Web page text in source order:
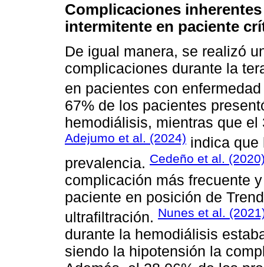
Complicaciones
intermitente en paciente
De igual manera, se realizó
complicaciones durante la
en pacientes con
67% de los pacientes
hemodiálisis, mientras que
Adejumo et al. (2024) indica que
prevalencia. Cedeño et al.
complicación más frecuente
paciente en posición de
ultrafiltración. Nunes et al.
durante la hemodiálisis
siendo la hipotensión la